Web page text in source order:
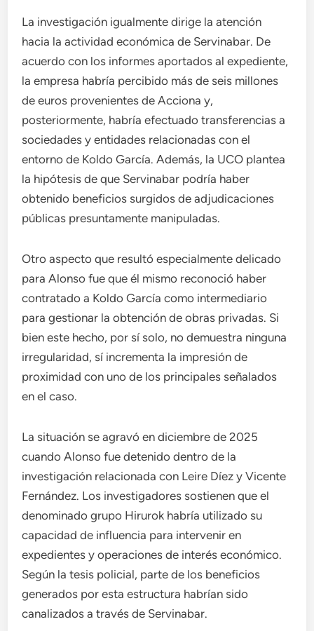
La investigación igualmente dirige la atención
hacia la actividad económica de Servinabar. De
acuerdo con los informes aportados al expediente,
la empresa habría percibido más de seis millones
de euros provenientes de Acciona y,
posteriormente, habría efectuado transferencias a
sociedades y entidades relacionadas con el
entorno de Koldo García. Además, la UCO plantea
la hipótesis de que Servinabar podría haber
obtenido beneficios surgidos de adjudicaciones
públicas presuntamente manipuladas.
Otro aspecto que resultó especialmente delicado
para Alonso fue que él mismo reconoció haber
contratado a Koldo García como intermediario
para gestionar la obtención de obras privadas. Si
bien este hecho, por sí solo, no demuestra ninguna
irregularidad, sí incrementa la impresión de
proximidad con uno de los principales señalados
en el caso.
La situación se agravó en diciembre de 2025
cuando Alonso fue detenido dentro de la
investigación relacionada con Leire Díez y Vicente
Fernández. Los investigadores sostienen que el
denominado grupo Hirurok habría utilizado su
capacidad de influencia para intervenir en
expedientes y operaciones de interés económico.
Según la tesis policial, parte de los beneficios
generados por esta estructura habrían sido
canalizados a través de Servinabar.